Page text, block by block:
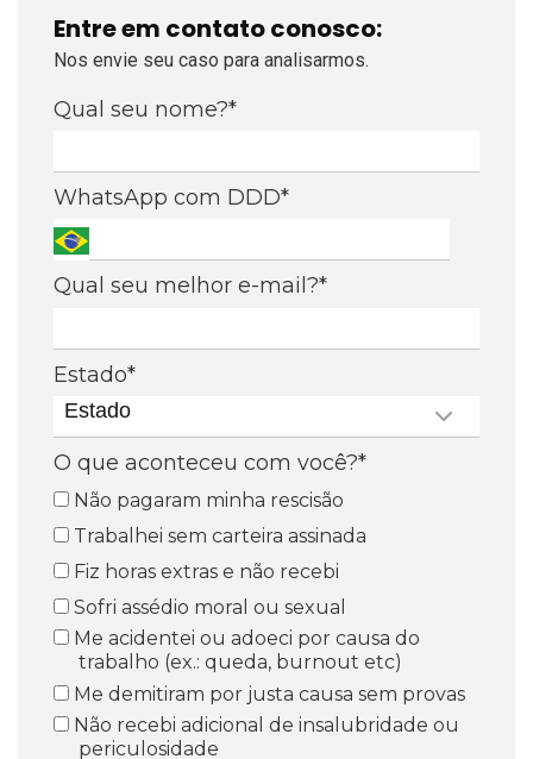
Entre em contato conosco:
Nos envie seu caso para analisarmos.
Qual seu nome?*
WhatsApp com DDD*
Qual seu melhor e-mail?*
Estado*
Estado
O que aconteceu com você?*
Não pagaram minha rescisão
Trabalhei sem carteira assinada
Fiz horas extras e não recebi
Sofri assédio moral ou sexual
Me acidentei ou adoeci por causa do
trabalho (ex.: queda, burnout etc)
Me demitiram por justa causa sem provas
Não recebi adicional de insalubridade ou
periculosidade